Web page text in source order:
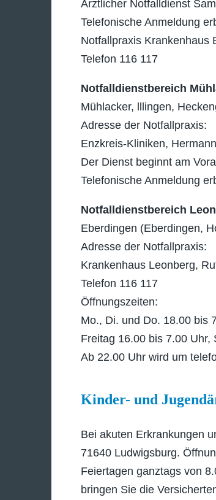
Ärztlicher Notfalldienst
Telefonische Anmeldung
Notfallpraxis Krankenhaus
Telefon 116 117
Notfalldienstbereich
Mühlacker, lllingen,
Adresse der Notfallpraxis:
Enzkreis-Kliniken,
Der Dienst beginnt am
Telefonische Anmeldung
Notfalldienstbereich
Eberdingen (Eberdingen,
Adresse der Notfallpraxis:
Krankenhaus Leonberg,
Telefon 116 117
Öffnungszeiten:
Mo., Di. und Do. 18.00 bis
Freitag 16.00 bis 7.00
Ab 22.00 Uhr wird um
Kinder- und
Bei akuten Erkrankungen
71640 Ludwigsburg.
Feiertagen ganztags von
bringen Sie die